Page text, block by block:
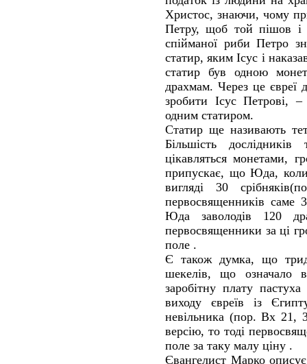
Христос, знаючи, чому
Петру, щоб той пішов і
спійманої риби Петро
статир, яким Ісус і
статир був одною
драхмам. Через це євреї
зробити Ісус Петрові,
одним статиром.
Статир ще називають
Більшість
цікавляться монетами,
припускає, що Юда,
вигляді 30
первосвященників саме
Юда заволодів 120
первосвященники за ці
поле .
Є також думка, що
шекелів, що означало
заробітну плату
виходу євреїв із
невільника (пор. Вх 21,
версію, то тоді
поле за таку малу ціну .
Євангелист Марко